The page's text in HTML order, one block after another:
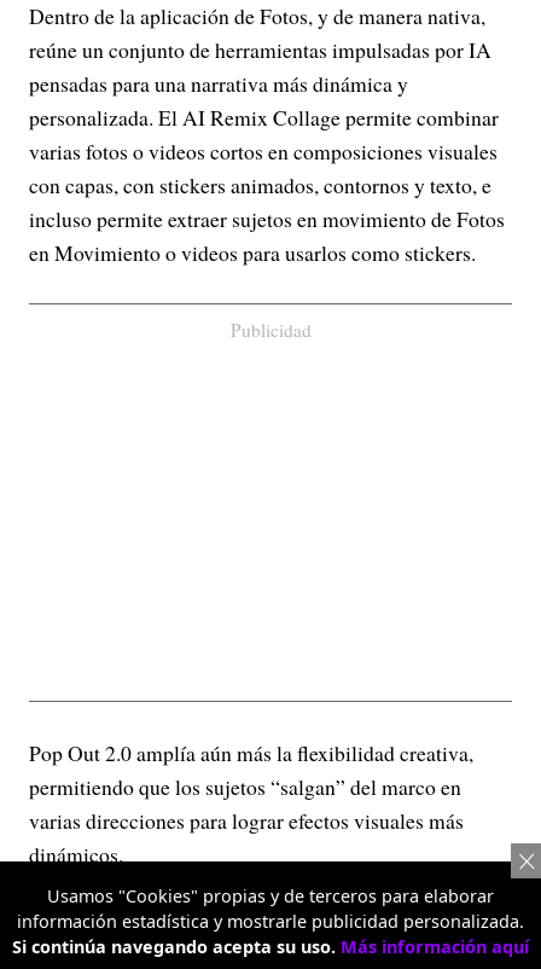
Dentro de la aplicación de Fotos, y de manera nativa,
reúne un conjunto de herramientas impulsadas por IA
pensadas para una narrativa más dinámica y
personalizada. El AI Remix Collage permite combinar
varias fotos o videos cortos en composiciones visuales
con capas, con stickers animados, contornos y texto, e
incluso permite extraer sujetos en movimiento de Fotos
en Movimiento o videos para usarlos como stickers.
Publicidad
Pop Out 2.0 amplía aún más la flexibilidad creativa,
permitiendo que los sujetos “salgan” del marco en
varias direcciones para lograr efectos visuales más
dinámicos.
Retrato con teleobjetivo 3.5X
Usamos "Cookies" propias y de terceros para elaborar
información estadística y mostrarle publicidad personalizada.
Si continúa navegando acepta su uso. Más información aquí